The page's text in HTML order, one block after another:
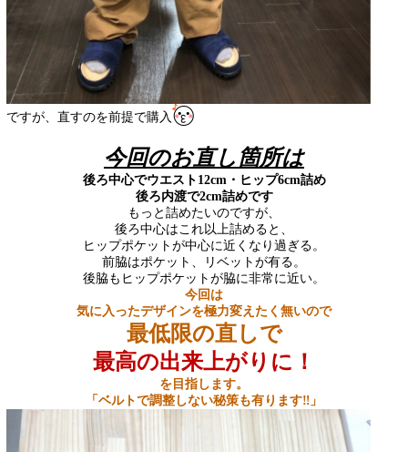
ですが、直すのを前提で購入
今回のお直し箇所は
後ろ中心でウエスト12cm・ヒップ6cm詰め
後ろ内渡で2cm詰めです
もっと詰めたいのですが、
後ろ中心はこれ以上詰めると、
ヒップポケットが中心に近くなり過ぎる。
前脇はポケット、リベットが有る。
後脇もヒップポケットが脇に非常に近い。
今回は
気に入ったデザインを極力変えたく無いので
最低限の直しで
最高の出来上がりに！
を目指します。
「ベルトで調整しない秘策も有ります‼︎」